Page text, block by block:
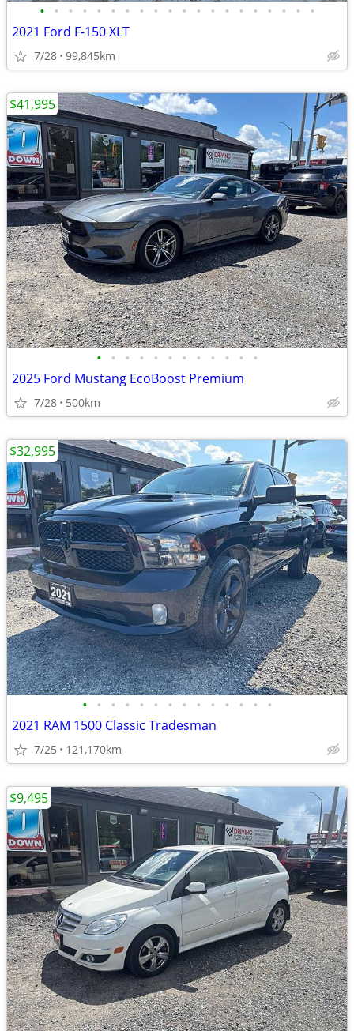
• • • • • • • • • • • • • • • • • • • •
2021 Ford F-150 XLT
7/28 99,845km
• • • • • • • • • • • •
2025 Ford Mustang EcoBoost Premium
7/28 500km
$41,995
• • • • • • • • • • • • • •
2021 RAM 1500 Classic Tradesman
7/25 121,170km
$32,995
$9,495